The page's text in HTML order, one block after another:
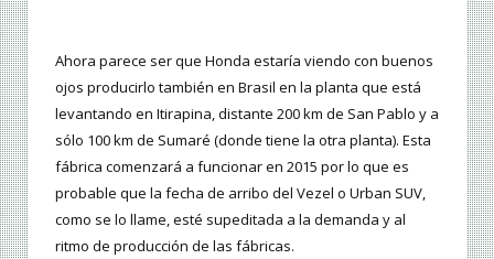
Ahora parece ser que Honda estaría viendo con buenos
ojos producirlo también en Brasil en la planta que está
levantando en Itirapina, distante 200 km de San Pablo y a
sólo 100 km de Sumaré (donde tiene la otra planta). Esta
fábrica comenzará a funcionar en 2015 por lo que es
probable que la fecha de arribo del Vezel o Urban SUV,
como se lo llame, esté supeditada a la demanda y al
ritmo de producción de las fábricas.